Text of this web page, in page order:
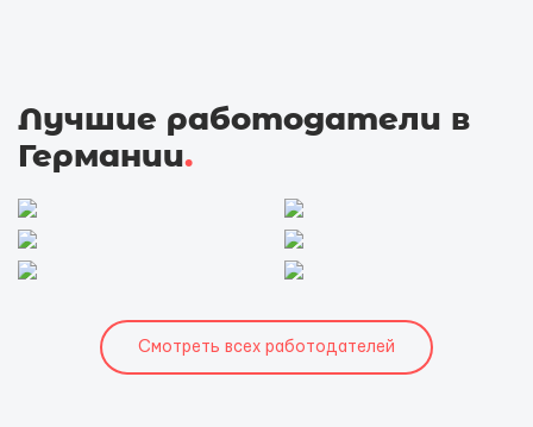
Лучшие работодатели в
Германии.
Смотреть всех работодателей